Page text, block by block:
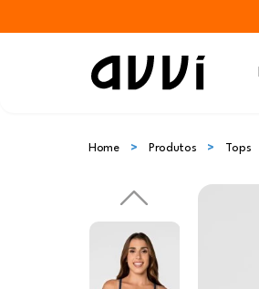
Home Produtos Tops